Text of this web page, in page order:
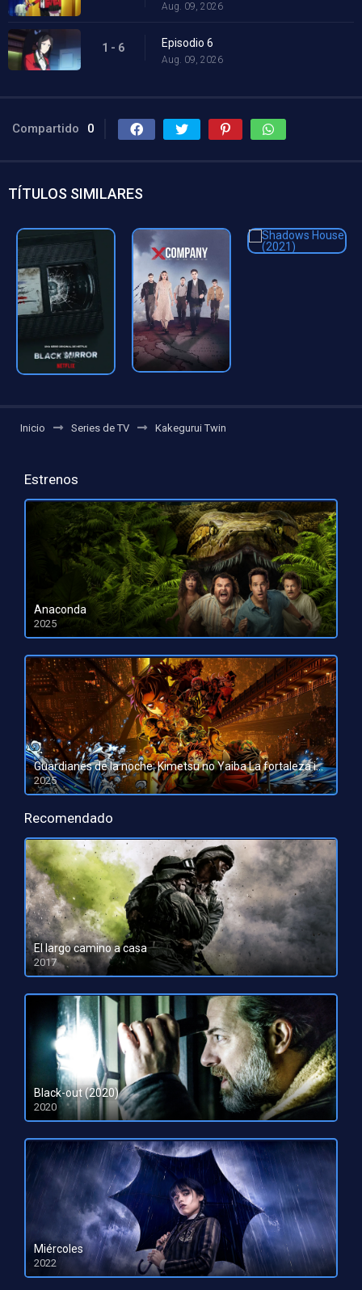
Aug. 09, 2026
1 - 6 Episodio 6
Aug. 09, 2026
Compartido 0
TÍTULOS SIMILARES
Inicio Series de TV Kakegurui Twin
Estrenos
Anaconda
2025
HD 1080pHD 720p
Guardianes de la noche: Kimetsu no Yaiba La fortaleza infinita
2025
HD 1080pHD 720p
Recomendado
El largo camino a casa
2017
HD 1080pHD 720p
Black-out (2020)
2020
Miércoles
2022
HD 1080pHD 720p